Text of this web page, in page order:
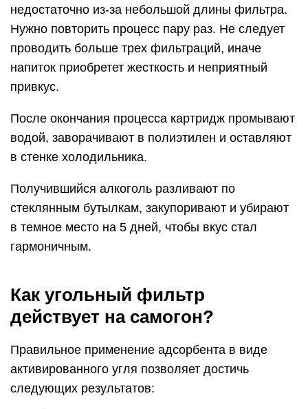
недостаточно из-за небольшой длины фильтра.
Нужно повторить процесс пару раз. Не следует
проводить больше трех фильтраций, иначе
напиток приобретет жесткость и неприятный
привкус.
После окончания процесса картридж промывают
водой, заворачивают в полиэтилен и оставляют
в стенке холодильника.
Получившийся алкоголь разливают по
стеклянным бутылкам, закупоривают и убирают
в темное место на 5 дней, чтобы вкус стал
гармоничным.
Как угольный фильтр
действует на самогон?
Правильное применение адсорбента в виде
активированного угля позволяет достичь
следующих результатов: